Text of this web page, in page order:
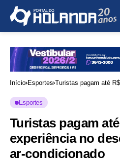
Início Esportes Turistas pagam até
Esportes
Turistas pagam
experiência no
ar-condicionado